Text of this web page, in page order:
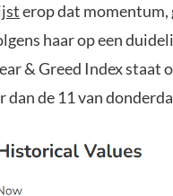
erop dat
haar op een
& Greed Index staat
dan de 11 van